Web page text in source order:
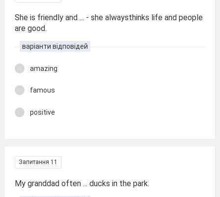
She is friendly and ... - she alwaysthinks life and people
are good.
варіанти відповідей
amazing
famous
positive
Запитання 11
My granddad often ... ducks in the park.